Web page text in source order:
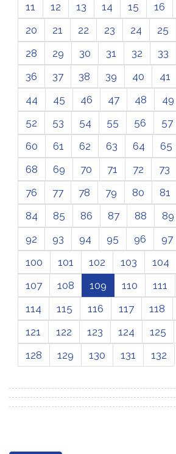
11
12 13 14 15 16
20
21 22 23 24 25
28
29 30 31 32 33
36
37 38 39 40 41
44
45 46 47 48 49
52
53 54 55 56 57
60
61 62 63 64 65
68
69 70 71 72 73
76
77 78 79 80 81
84
85 86 87 88 89
92
93 94 95 96 97
100
101 102 103 104
107
108 109 110 111
114
115 116 117 118
121
122 123 124 125
128
129 130 131 132